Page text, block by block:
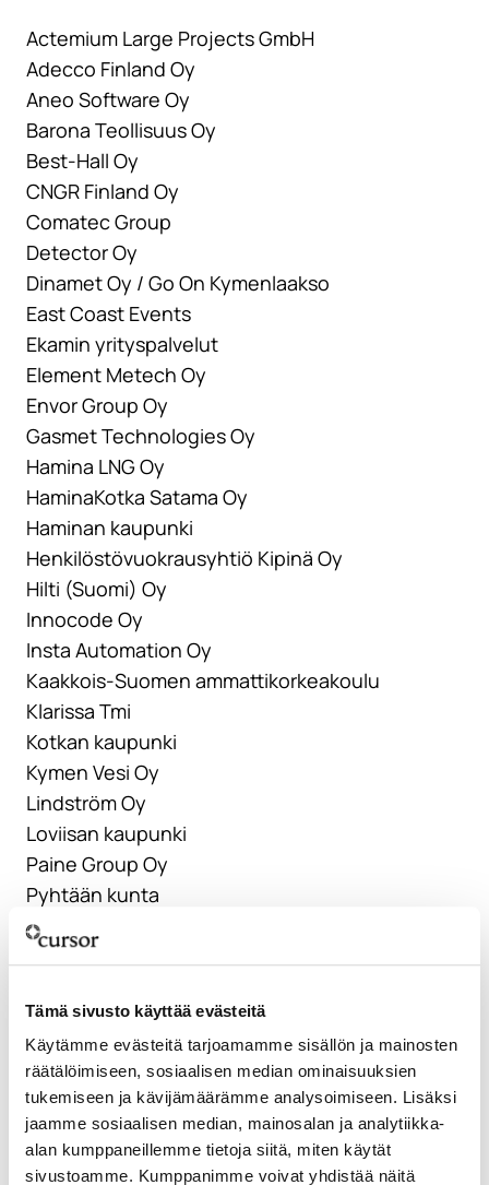
Tämä sivusto käyttää evästeitä
Käytämme evästeitä tarjoamamme sisällön ja mainosten
räätälöimiseen, sosiaalisen median ominaisuuksien
tukemiseen ja kävijämäärämme analysoimiseen. Lisäksi
jaamme sosiaalisen median, mainosalan ja analytiikka-
alan kumppaneillemme tietoja siitä, miten käytät
sivustoamme. Kumppanimme voivat yhdistää näitä
Actemium Large Projects GmbH
Adecco Finland Oy
Aneo Software Oy
Barona Teollisuus Oy
Best-Hall Oy
CNGR Finland Oy
Comatec Group
Detector Oy
Dinamet Oy / Go On Kymenlaakso
East Coast Events
Ekamin yrityspalvelut
Element Metech Oy
Envor Group Oy
Gasmet Technologies Oy
Hamina LNG Oy
HaminaKotka Satama Oy
Haminan kaupunki
Henkilöstövuokrausyhtiö Kipinä Oy
Hilti (Suomi) Oy
Innocode Oy
Insta Automation Oy
Kaakkois-Suomen ammattikorkeakoulu
Klarissa Tmi
Kotkan kaupunki
Kymen Vesi Oy
Lindström Oy
Loviisan kaupunki
Paine Group Oy
Pyhtään kunta
Rejlers Finland oy
Ren-Gas Oy
Ruukki Construction Oy
Sitowise
Skarta Energy Oy
Suomen Malmijalostus Oy
Viafin Service Oyj